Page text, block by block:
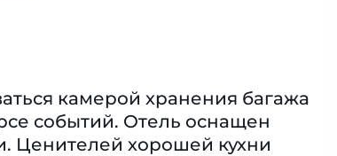
камерой хранения багажа
событий. Отель оснащен
Ценителей хорошей кухни